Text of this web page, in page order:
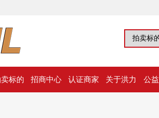
标的 招商中心 认证商家 关于洪力 公